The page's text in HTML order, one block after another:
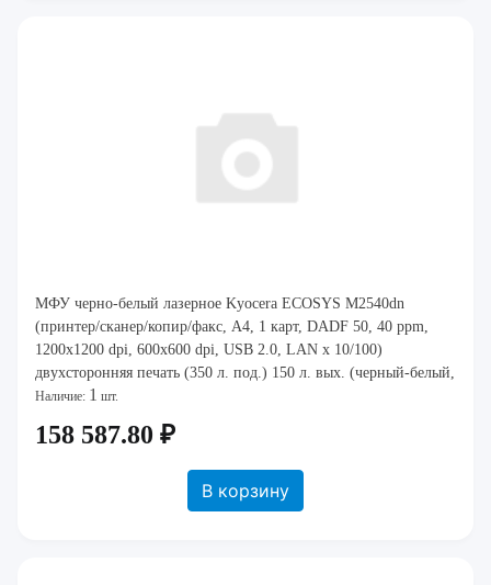
МФУ черно-белый лазерное Kyocera ECOSYS M2540dn
(принтер/сканер/копир/факс, A4, 1 карт, DADF 50, 40 ppm,
1200x1200 dpi, 600x600 dpi, USB 2.0, LAN x 10/100)
двухсторонняя печать (350 л. под.) 150 л. вых. (черный-белый,
512 MB, печать с USB, скан на USB, в
Наличие: 1 шт.
158 587.80 ₽
В корзину